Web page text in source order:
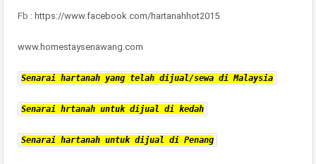
Fb : https://www.facebook.com/hartanahhot2015
www.homestaysenawang.com
Senarai hartanah yang telah dijual/sewa di Malaysia
Senarai hrtanah untuk dijual di kedah
Senarai hartanah untuk dijual di Penang